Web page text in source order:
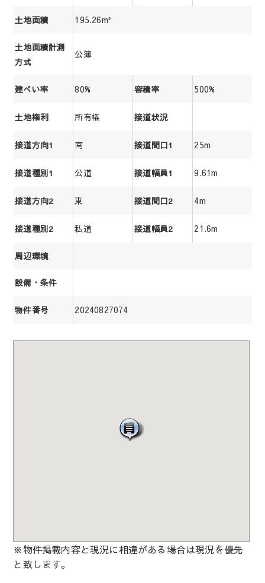
土地面積 195.26m²
土地面積計測
方式
公簿
建ぺい率 80% 容積率 500%
土地権利 所有権 接道状況
接道方向1 南 接道間口1 25m
接道種別1 公道 接道幅員1 9.61m
接道方向2 東 接道間口2 4m
接道種別2 私道 接道幅員2 21.6m
周辺環境
設備・条件
物件番号 20240827074
※物件掲載内容と現況に相違がある場合は現況を優先
と致します。